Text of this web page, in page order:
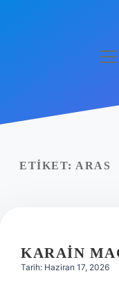
ETIKET: ARAS
KARAIN
Tarih: Haziran 17, 2026